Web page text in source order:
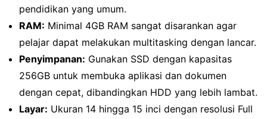
pendidikan yang umum.
RAM: Minimal 4GB RAM sangat disarankan agar
pelajar dapat melakukan multitasking dengan lancar.
Penyimpanan: Gunakan SSD dengan kapasitas
256GB untuk membuka aplikasi dan dokumen
dengan cepat, dibandingkan HDD yang lebih lambat.
Layar: Ukuran 14 hingga 15 inci dengan resolusi Full